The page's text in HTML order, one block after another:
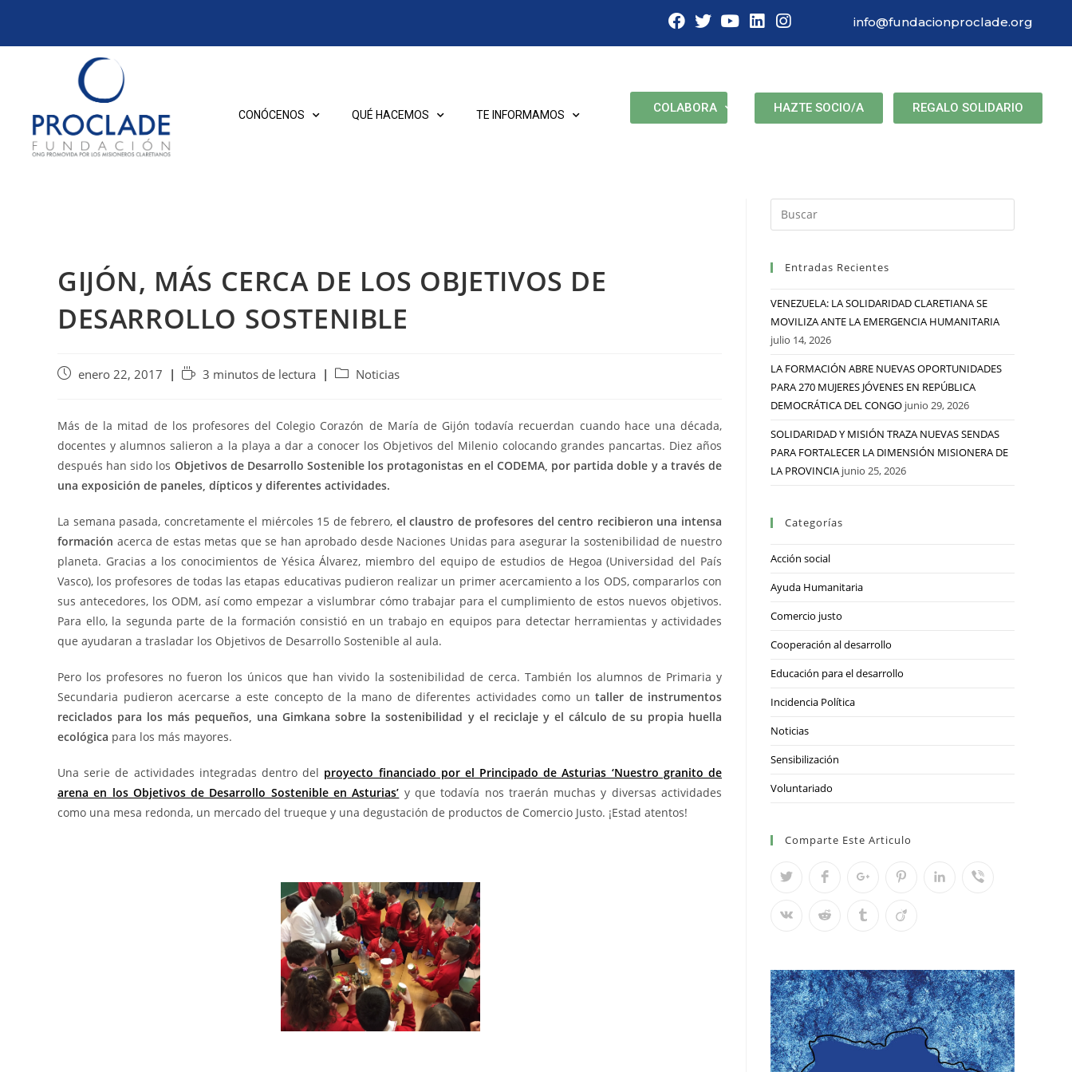
info@fundacionproclade.org
CONÓCENOS QUÉ HACEMOS TE INFORMAMOS COLABORA HAZTE SOCIO/A REGALO SOLIDARIO
GIJÓN, MÁS CERCA DE LOS OBJETIVOS DE
DESARROLLO SOSTENIBLE
enero 22, 2017 3 minutos de lectura Noticias
Más de la mitad de los profesores del Colegio Corazón de María de Gijón todavía recuerdan cuando hace una década,
docentes y alumnos salieron a la playa a dar a conocer los Objetivos del Milenio colocando grandes pancartas. Diez años
después han sido los Objetivos de Desarrollo Sostenible los protagonistas en el CODEMA, por partida doble y a través de
una exposición de paneles, dípticos y diferentes actividades.
La semana pasada, concretamente el miércoles 15 de febrero, el claustro de profesores del centro recibieron una intensa
formación acerca de estas metas que se han aprobado desde Naciones Unidas para asegurar la sostenibilidad de nuestro
planeta. Gracias a los conocimientos de Yésica Álvarez, miembro del equipo de estudios de Hegoa (Universidad del País
Vasco), los profesores de todas las etapas educativas pudieron realizar un primer acercamiento a los ODS, compararlos con
sus antecedores, los ODM, así como empezar a vislumbrar cómo trabajar para el cumplimiento de estos nuevos objetivos.
Para ello, la segunda parte de la formación consistió en un trabajo en equipos para detectar herramientas y actividades
que ayudaran a trasladar los Objetivos de Desarrollo Sostenible al aula.
Pero los profesores no fueron los únicos que han vivido la sostenibilidad de cerca. También los alumnos de Primaria y
Secundaria pudieron acercarse a este concepto de la mano de diferentes actividades como un taller de instrumentos
reciclados para los más pequeños, una Gimkana sobre la sostenibilidad y el reciclaje y el cálculo de su propia huella
ecológica para los más mayores.
Una serie de actividades integradas dentro del proyecto financiado por el Principado de Asturias ‘Nuestro granito de
arena en los Objetivos de Desarrollo Sostenible en Asturias’ y que todavía nos traerán muchas y diversas actividades
como una mesa redonda, un mercado del trueque y una degustación de productos de Comercio Justo. ¡Estad atentos!
Entradas Recientes
VENEZUELA: LA SOLIDARIDAD CLARETIANA SE
MOVILIZA ANTE LA EMERGENCIA HUMANITARIA
julio 14, 2026
LA FORMACIÓN ABRE NUEVAS OPORTUNIDADES
PARA 270 MUJERES JÓVENES EN REPÚBLICA
DEMOCRÁTICA DEL CONGO junio 29, 2026
SOLIDARIDAD Y MISIÓN TRAZA NUEVAS SENDAS
PARA FORTALECER LA DIMENSIÓN MISIONERA DE
LA PROVINCIA junio 25, 2026
Categorías
Acción social
Ayuda Humanitaria
Comercio justo
Cooperación al desarrollo
Educación para el desarrollo
Incidencia Política
Noticias
Sensibilización
Voluntariado
Comparte Este Articulo